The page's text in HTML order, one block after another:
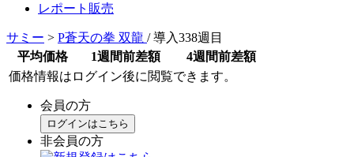
レポート販売
サミー > P蒼天の拳 双龍 / 導入338週目
平均価格
1週間前差額
4週間前差額
価格情報はログイン後に閲覧できます。
会員の方
ログインはこちら
非会員の方